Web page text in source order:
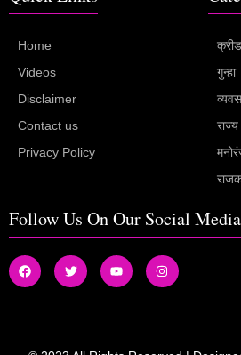
Home
Videos
Disclaimer
Contact us
Privacy Policy
गुन्हा
राज्य
Follow Us On Our Social Media